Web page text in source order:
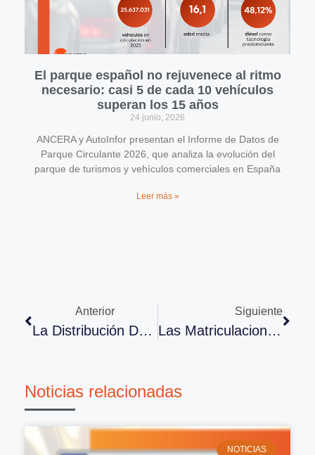
El parque español no rejuvenece al ritmo
necesario: casi 5 de cada 10 vehículos
superan los 15 años
24 junio, 2026
ANCERA y AutoInfor presentan el Informe de Datos de
Parque Circulante 2026, que analiza la evolución del
parque de turismos y vehículos comerciales en España
Leer más »
Anterior
La Distribución De Recambios Crece Un 9% En 2023
Siguiente
Las Matriculaciones En Enero Suben Un 7,2%. El Motor Híbrido Apuntala Su TOP 1
Noticias relacionadas
NOTICIAS